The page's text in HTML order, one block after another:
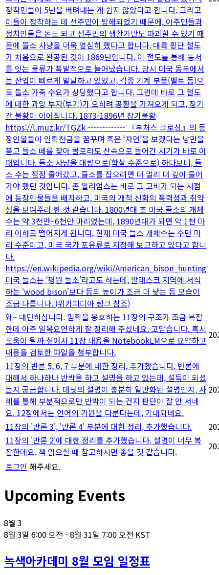
정착민들이 5년을 버텨내는 게 쉽지 않았다고 합니다. 그리고
이들이 정착하는 데 선주민이 방해되었기 때문에, 이주민들과
정치인들은 돈도 되고 선주민의 생활기반도 파괴할 수 있기 때
문에 들소 사냥을 더욱 열심히 했다고 합니다. 대륙 횡단 철도
가 처음으로 완공된 것이 1869년입니다. 이 철도를 통해 동서
를 잇는 물류가 폭발적으로 늘어났습니다. 당시 미국 동부에서
는 산업이 빠르게 발달하고 있었고, 각종 기계 부품(벨트 등)으
로 들소 가죽 수요가 상당했다고 합니다. 그런데 바로 그 철도
에 대한 과잉 투자(투기)가 오히려 공황을 가져오게 되고, 장기
간 불황이 이어집니다. 1873-1896년 장기불황
https://l.muz.kr/TGZk ------------- 『부처스 크로싱』의 등
장인물들이 일확천금을 꿈꾸며 혹은 ‘자연’을 보겠다는 낭만을
품고 들소 떼를 찾아 콜로라도 산속으로 들어간 시기가 바로 이
때입니다. 들소 사냥을 대량으로(학살 수준으로) 하다보니, 들
소 수는 점점 줄어갔고, 들소를 잡으려면 더 멀리 더 깊이 들어
가야 했던 것입니다. 존 윌리엄스는 바로 그 고비가 되는 시점
에 등장인물들을 배치하고, 미국의 개척 신화의 폭력성과 취약
성을 보여주려 한 것 같습니다. 1800년대 초 미국 들소의 개체
수는 약 3천만~6천만 마리였는데, 1890년대가 되면 약 1천 마
리 이하로 떨어지게 됩니다. 현재 미국 들소 개체수는 수만 마
리 수준이고, 미국 국가 포유류로 지정해 보고하고 있다고 합니
다.
https://en.wikipedia.org/wiki/American_bison_hunting
미국 들소는 ‘평원 들소’라고도 하는데, 알래스크 지역에 서식
하는 ‘wood bison’보다 등의 높이가 조금 더 낮는 등 모습이
조금 다릅니다. (위키피디아 링크 참조)
와~ 대단하십니다. 밈학을 옹호하는 11장의 구조가 조금 복잡
한데 아주 일목요연하게 잘 정리해 주셨네요. 고맙습니다. 혹시
도움이 될까 싶어서 11장 내용을 NotebookLM으로 요약하고
내용을 검토한 파일을 첨부합니다.
11장의 반론 5, 6, 7 부분에 대한 정리, 추가했습니다. 반론에
대해서 하나하나 반박을 하고 설명을 하고 있는데, 설득이 되셨
는지 궁금합니다. 데닛의 설명이 충분히 일반화된 설명인지, 사
례를 통해 부분적으로만 반박이 되는 건지 판단이 잘 안 서네
요. 12장에서는 언어의 기원을 다룬다는데, 기대되네요.
11장의 '반론 3', '반론 4' 부분에 대한 정리, 추가했습니다.
11장의 '반론 2'에 대한 정리를 추가했습니다. 설명이 너무 복
잡한데요. 책 읽으실 때 참고하시면 좋을 것 같습니다.
로그인 해주세요.
Upcoming Events
8월 3
8월 3일 6:00 오전 - 8월 31일 7:00 오전 KST
녹색아카데미 8월 모임 일정표